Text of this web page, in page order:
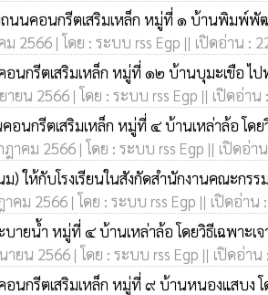
ถนนคอนกรีตเสริมเหล็ก หมู่ที่ ๑ บ้านพิมพ์พัฒ
2566 | โดย : ระบบ rss Egp || เปิดอ่าน :
อนกรีตเสริมเหล็ก หมู่ที่ ๑๒ บ้านบุมะเขือ ไ
ยน 2566 | โดย : ระบบ rss Egp || เปิดอ่าน
อนกรีตเสริมเหล็ก หมู่ที่ ๔ บ้านเหล่าล้อ โดย
าคม 2566 | โดย : ระบบ rss Egp || เปิดอ่า
ม) ให้กับโรงเรียนในสังกัดสำนักงานคณะก
คม 2566 | โดย : ระบบ rss Egp || เปิดอ่าน
บายน้ำ หมู่ที่ ๔ บ้านเหล่าล้อ โดยวิธีเฉพาะเจ
ยน 2566 | โดย : ระบบ rss Egp || เปิดอ่าน
อนกรีตเสริมเหล็ก หมู่ที่ ๙ บ้านหนองแสบง โ